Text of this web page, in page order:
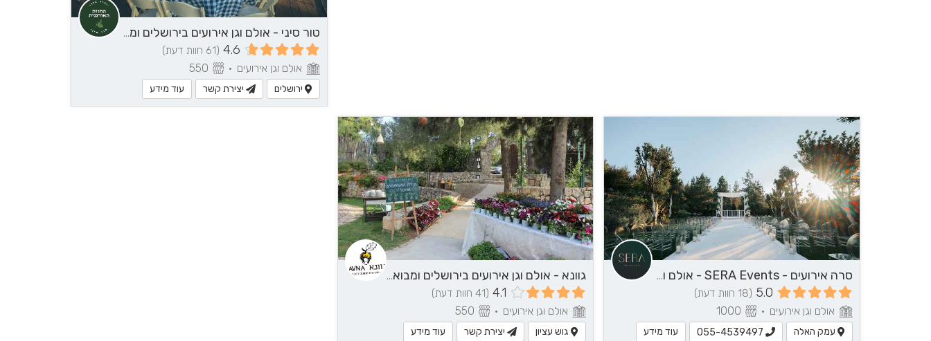
טור סיני - אולם וגן אירועים בירושלים ומבואותיה
4.6 (61 חוות דעת)
אולם וגן אירועים •
ירושלים יצירת קשר עוד מידע
סרה אירועים - SERA Events - אולם וגן אירועים בירושלים ומבואותיה
5.0 (18 חוות דעת)
אולם וגן אירועים •
עמק האלה 055-4539497 עוד מידע
גוונא - אולם וגן אירועים בירושלים ומבואותיה
4.1 (41 חוות דעת)
אולם וגן אירועים •
גוש עציון יצירת קשר עוד מידע